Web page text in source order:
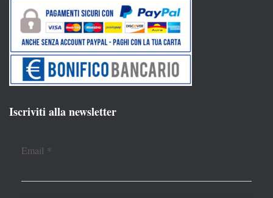
Iscriviti alla newsletter
Email *